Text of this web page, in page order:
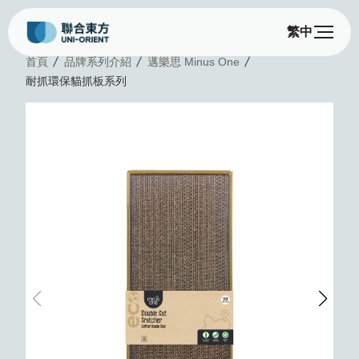
繁中
首頁 品牌系列介紹
邁樂思 Minus One
耐抓環保貓抓板系列